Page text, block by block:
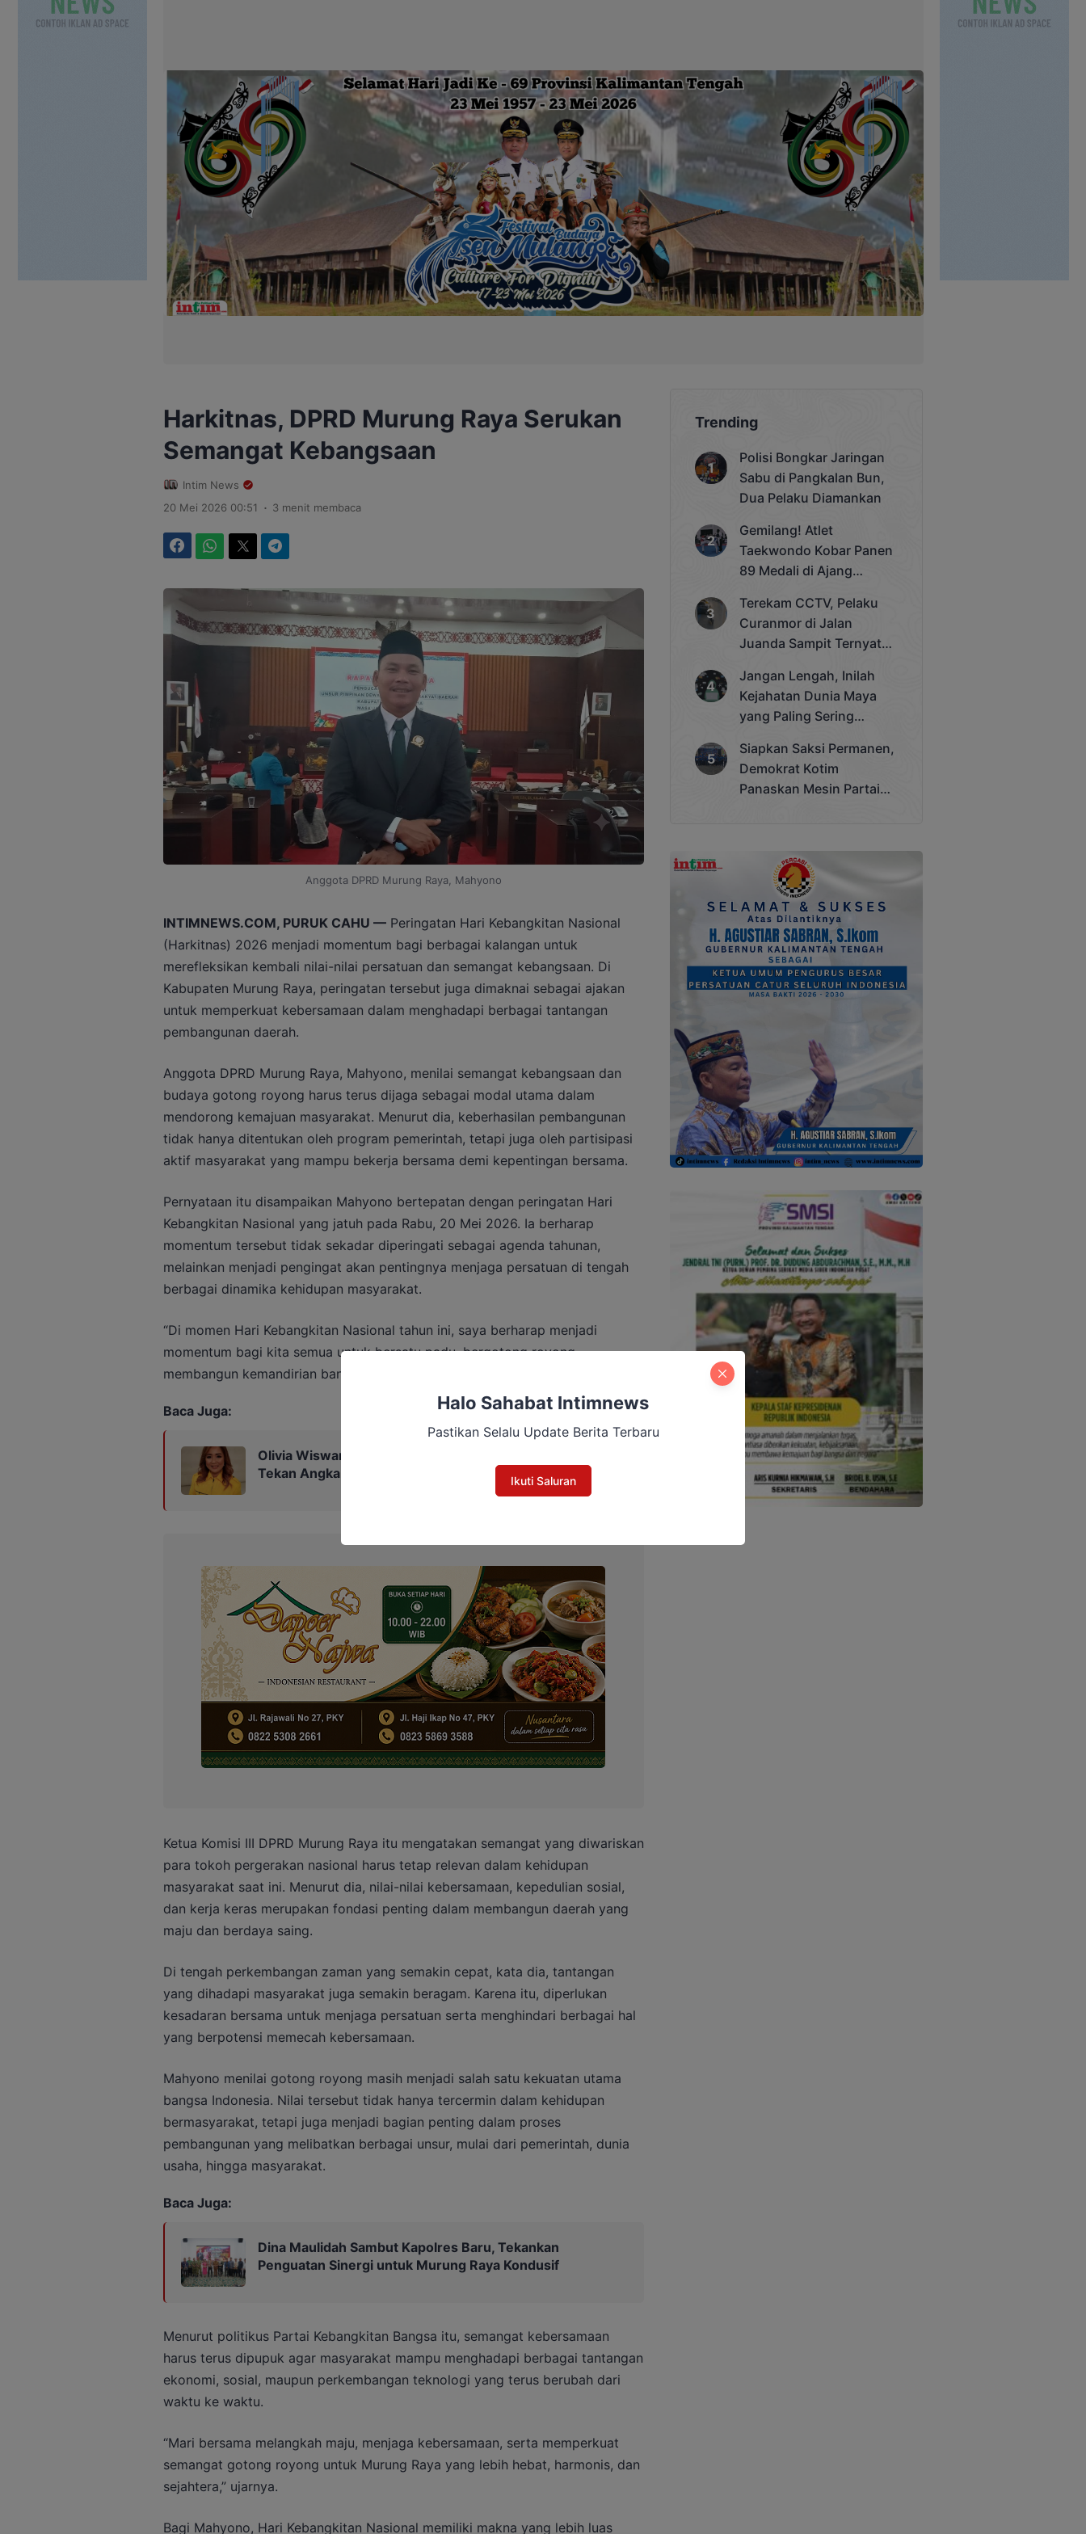
Harkitnas, DPRD Murung Raya Serukan
Semangat Kebangsaan
Intim News
20 Mei 2026 00:51
. 3 menit membaca
Anggota DPRD Murung Raya, Mahyono
INTIMNEWS.COM, PURUK CAHU —Peringatan Hari Kebangkitan Nasional
(Harkitnas) 2026 menjadi momentum bagi berbagai kalangan untuk
merefleksikan kembali nilai-nilai persatuan dan semangat kebangsaan. Di
Kabupaten Murung Raya, peringatan tersebut juga dimaknai sebagai ajakan
untuk memperkuat kebersamaan dalam menghadapi berbagai tantangan
pembangunan daerah.
Anggota DPRD Murung Raya, Mahyono, menilai semangat kebangsaan dan
budaya gotong royong harus terus dijaga sebagai modal utama dalam
mendorong kemajuan masyarakat. Menurut dia, keberhasilan pembangunan
tidak hanya ditentukan oleh program pemerintah, tetapi juga oleh partisipasi
aktif masyarakat yang mampu bekerja bersama demi kepentingan bersama.
Pernyataan itu disampaikan Mahyono bertepatan dengan peringatan Hari
Kebangkitan Nasional yang jatuh pada Rabu, 20 Mei 2026. Ia berharap
momentum tersebut tidak sekadar diperingati sebagai agenda tahunan,
melainkan menjadi pengingat akan pentingnya menjaga persatuan di tengah
berbagai dinamika kehidupan masyarakat.
“Di momen Hari Kebangkitan Nasional tahun ini, saya berharap menjadi
momentum bagi kita semua untuk bersatu padu, bergotong royong
membangun kemandirian bangsa,” kata Mahyono di Puruk Cahu.
Baca Juga:
Olivia Wiswanti: Kolaborasi Semua Pihak Dibutuhkan untuk
Tekan Angka Stunting
Ketua Komisi III DPRD Murung Raya itu mengatakan semangat yang diwariskan
para tokoh pergerakan nasional harus tetap relevan dalam kehidupan
masyarakat saat ini. Menurut dia, nilai-nilai kebersamaan, kepedulian sosial,
dan kerja keras merupakan fondasi penting dalam membangun daerah yang
maju dan berdaya saing.
Di tengah perkembangan zaman yang semakin cepat, kata dia, tantangan
yang dihadapi masyarakat juga semakin beragam. Karena itu, diperlukan
kesadaran bersama untuk menjaga persatuan serta menghindari berbagai hal
yang berpotensi memecah kebersamaan.
Mahyono menilai gotong royong masih menjadi salah satu kekuatan utama
bangsa Indonesia. Nilai tersebut tidak hanya tercermin dalam kehidupan
bermasyarakat, tetapi juga menjadi bagian penting dalam proses
pembangunan yang melibatkan berbagai unsur, mulai dari pemerintah, dunia
usaha, hingga masyarakat.
Baca Juga:
Dina Maulidah Sambut Kapolres Baru, Tekankan
Penguatan Sinergi untuk Murung Raya Kondusif
Menurut politikus Partai Kebangkitan Bangsa itu, semangat kebersamaan
harus terus dipupuk agar masyarakat mampu menghadapi berbagai tantangan
ekonomi, sosial, maupun perkembangan teknologi yang terus berubah dari
waktu ke waktu.
“Mari bersama melangkah maju, menjaga kebersamaan, serta memperkuat
semangat gotong royong untuk Murung Raya yang lebih hebat, harmonis, dan
sejahtera,” ujarnya.
Bagi Mahyono, Hari Kebangkitan Nasional memiliki makna yang lebih luas
Trending
Polisi Bongkar Jaringan
Sabu di Pangkalan Bun,
Dua Pelaku Diamankan
Gemilang! Atlet
Taekwondo Kobar Panen
89 Medali di Ajang
Cup 2025
Terekam CCTV, Pelaku
Curanmor di Jalan
Juanda Sampit Ternyata
Jangan Lengah, Inilah
Kejahatan Dunia Maya
yang Paling Sering
Siapkan Saksi Permanen,
Demokrat Kotim
Panaskan Mesin Partai
Halo Sahabat Intimnews
Pastikan Selalu Update Berita Terbaru
Ikuti Saluran